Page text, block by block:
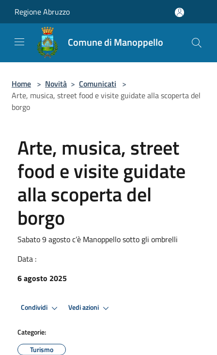
Regione Abruzzo
Comune di Manoppello
Home > Novità > Comunicati >
Arte, musica, street food e visite guidate alla scoperta del
borgo
Arte, musica, street
food e visite guidate
alla scoperta del
borgo
Sabato 9 agosto c’è Manoppello sotto gli ombrelli
Data :
6 agosto 2025
Condividi Vedi azioni
Categorie:
Turismo